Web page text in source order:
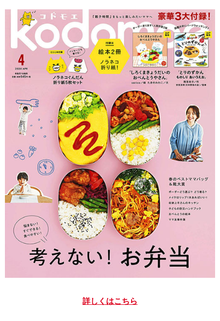
詳しくはこちら